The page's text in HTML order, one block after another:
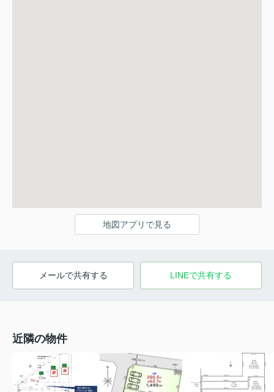
地図アプリで見る
メールで共有する LINEで共有する
近隣の物件